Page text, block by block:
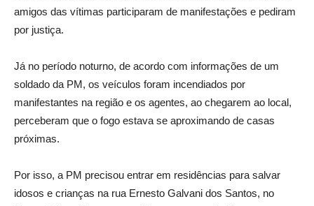
amigos das vítimas participaram de manifestações e pediram
por justiça.
Já no período noturno, de acordo com informações de um
soldado da PM, os veículos foram incendiados por
manifestantes na região e os agentes, ao chegarem ao local,
perceberam que o fogo estava se aproximando de casas
próximas.
Por isso, a PM precisou entrar em residências para salvar
idosos e crianças na rua Ernesto Galvani dos Santos, no